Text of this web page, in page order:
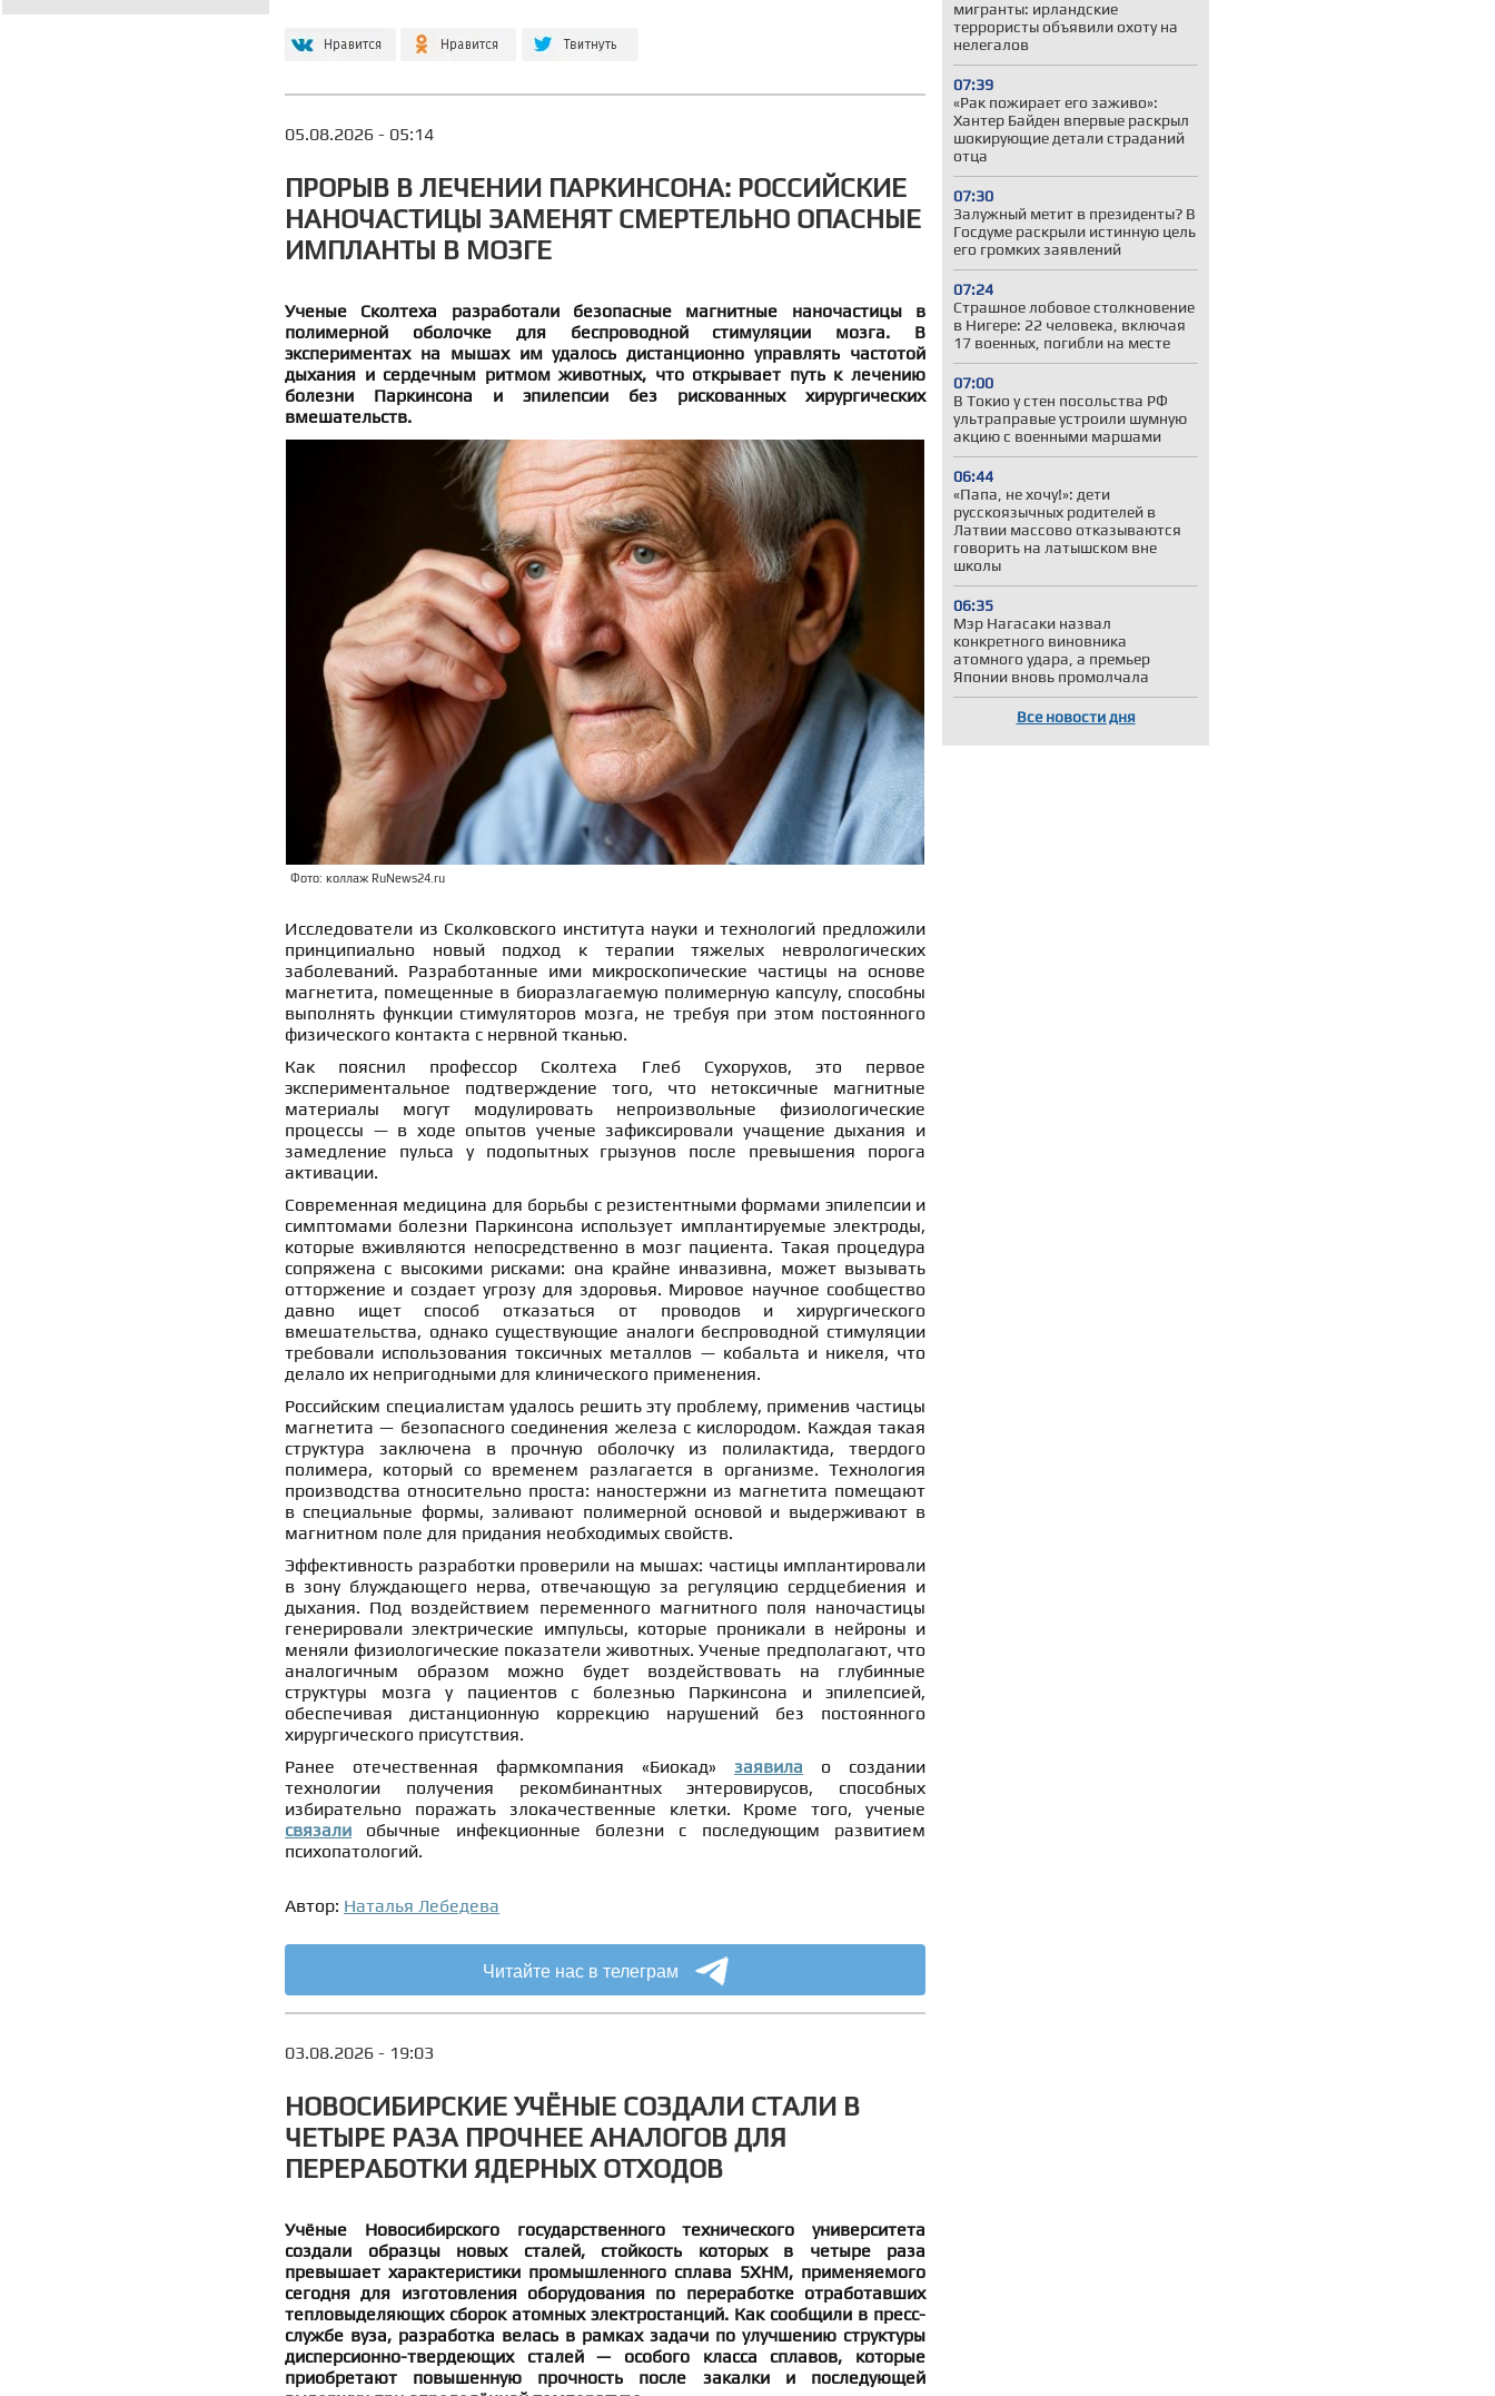
мигранты: ирландские
террористы объявили охоту на
нелегалов
07:39
«Рак пожирает его заживо»:
Хантер Байден впервые раскрыл
шокирующие детали страданий
отца
07:30
Залужный метит в президенты? В
Госдуме раскрыли истинную цель
его громких заявлений
07:24
Страшное лобовое столкновение
в Нигере: 22 человека, включая
17 военных, погибли на месте
07:00
В Токио у стен посольства РФ
ультраправые устроили шумную
акцию с военными маршами
06:44
«Папа, не хочу!»: дети
русскоязычных родителей в
Латвии массово отказываются
говорить на латышском вне
школы
06:35
Мэр Нагасаки назвал
конкретного виновника
атомного удара, а премьер
Японии вновь промолчала
Все новости дня
05.08.2026 - 05:14
ПРОРЫВ В ЛЕЧЕНИИ ПАРКИНСОНА: РОССИЙСКИЕ
НАНОЧАСТИЦЫ ЗАМЕНЯТ СМЕРТЕЛЬНО ОПАСНЫЕ
ИМПЛАНТЫ В МОЗГЕ
Ученые Сколтеха разработали безопасные магнитные наночастицы в
полимерной оболочке для беспроводной стимуляции мозга. В
экспериментах на мышах им удалось дистанционно управлять частотой
дыхания и сердечным ритмом животных, что открывает путь к лечению
болезни Паркинсона и эпилепсии без рискованных хирургических
вмешательств.
Фото: коллаж RuNews24.ru
Исследователи из Сколковского института науки и технологий предложили
принципиально новый подход к терапии тяжелых неврологических
заболеваний. Разработанные ими микроскопические частицы на основе
магнетита, помещенные в биоразлагаемую полимерную капсулу, способны
выполнять функции стимуляторов мозга, не требуя при этом постоянного
физического контакта с нервной тканью.
Как пояснил профессор Сколтеха Глеб Сухорухов, это первое
экспериментальное подтверждение того, что нетоксичные магнитные
материалы могут модулировать непроизвольные физиологические
процессы — в ходе опытов ученые зафиксировали учащение дыхания и
замедление пульса у подопытных грызунов после превышения порога
активации.
Современная медицина для борьбы с резистентными формами эпилепсии и
симптомами болезни Паркинсона использует имплантируемые электроды,
которые вживляются непосредственно в мозг пациента. Такая процедура
сопряжена с высокими рисками: она крайне инвазивна, может вызывать
отторжение и создает угрозу для здоровья. Мировое научное сообщество
давно ищет способ отказаться от проводов и хирургического
вмешательства, однако существующие аналоги беспроводной стимуляции
требовали использования токсичных металлов — кобальта и никеля, что
делало их непригодными для клинического применения.
Российским специалистам удалось решить эту проблему, применив частицы
магнетита — безопасного соединения железа с кислородом. Каждая такая
структура заключена в прочную оболочку из полилактида, твердого
полимера, который со временем разлагается в организме. Технология
производства относительно проста: наностержни из магнетита помещают
в специальные формы, заливают полимерной основой и выдерживают в
магнитном поле для придания необходимых свойств.
Эффективность разработки проверили на мышах: частицы имплантировали
в зону блуждающего нерва, отвечающую за регуляцию сердцебиения и
дыхания. Под воздействием переменного магнитного поля наночастицы
генерировали электрические импульсы, которые проникали в нейроны и
меняли физиологические показатели животных. Ученые предполагают, что
аналогичным образом можно будет воздействовать на глубинные
структуры мозга у пациентов с болезнью Паркинсона и эпилепсией,
обеспечивая дистанционную коррекцию нарушений без постоянного
хирургического присутствия.
Ранее отечественная фармкомпания «Биокад» заявила
о создании
технологии получения рекомбинантных энтеровирусов, способных
избирательно поражать злокачественные клетки. Кроме того, ученые
связали
обычные инфекционные болезни с последующим развитием
психопатологий.
Автор: Наталья Лебедева
Читайте нас в телеграм
03.08.2026 - 19:03
НОВОСИБИРСКИЕ УЧЁНЫЕ СОЗДАЛИ СТАЛИ В
ЧЕТЫРЕ РАЗА ПРОЧНЕЕ АНАЛОГОВ ДЛЯ
ПЕРЕРАБОТКИ ЯДЕРНЫХ ОТХОДОВ
Учёные Новосибирского государственного технического университета
создали образцы новых сталей, стойкость которых в четыре раза
превышает характеристики промышленного сплава 5ХНМ, применяемого
сегодня для изготовления оборудования по переработке отработавших
тепловыделяющих сборок атомных электростанций. Как сообщили в пресс-
службе вуза, разработка велась в рамках задачи по улучшению структуры
дисперсионно-твердеющих сталей — особого класса сплавов, которые
приобретают повышенную прочность после закалки и последующей